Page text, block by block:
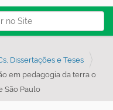
Dissertações e Teses
em pedagogia da terra o
São Paulo